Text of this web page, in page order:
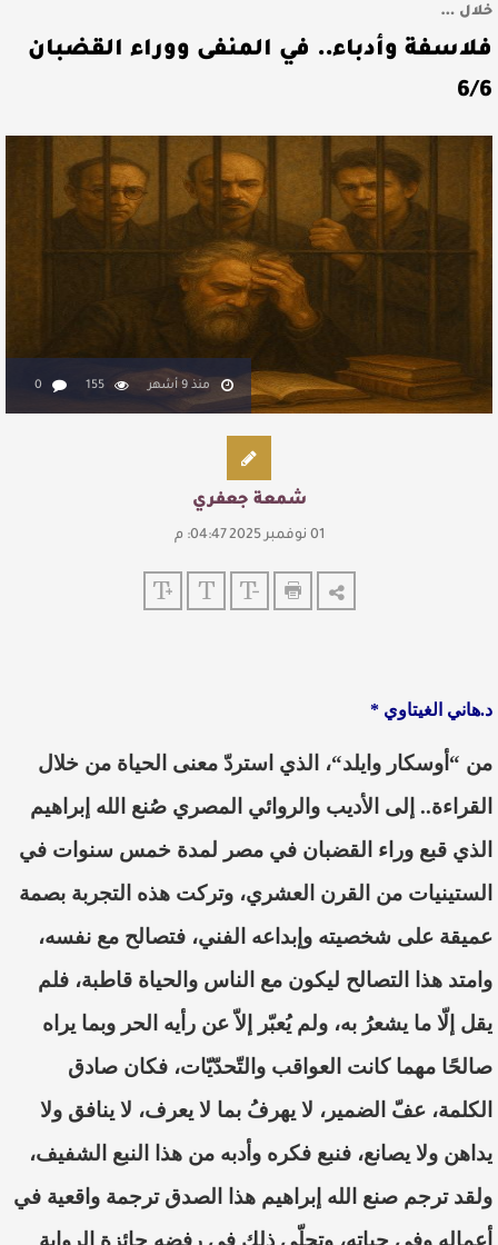
خلال …
فلاسفة وأدباء.. في المنفى ووراء القضبان
6/6
منذ 9 أشهر 155
0
شمعة جعفري
01 نوفمبر 2025 04:47: م
د.هاني الغيتاوي *
من “أوسكار وايلد“، الذي استر دّ معنى الحياة من خلال
القراءة.. إلى الأديب والروائي المصري صُنع الله إبراهيم
الذي قبع وراء القضبان في مصر لمدة خمس سنوات في
الستينيات من القرن العشري، وتركت هذه التجربة بصمة
عميقة على شخصيته وإبداعه الفني، فتصالح مع نفسه،
وامتد هذا التصالح ليكون مع الناس والحياة قاطبة، فلم
يقل إ لّا ما يشعرُ به، ولم يُعبّر
إلاّ عن رأيه الحر وبما يراه
صالحًا مهما كانت العواقب والتّحدّيّات، فكان صادق
الكلمة، عفّ الضمير ، لا يهرف بما لا يعرف، لا ينافق ولا
يداهن ولا يصانع، فنبع فكره وأدبه من هذا النبع الشفيف،
ولقد ترجم صنع الله إبراهيم هذا الصدق ترجمة وا قعية في
أعماله وفي حياته، وتجلّى ذلك في رفضه جائزة الرواية